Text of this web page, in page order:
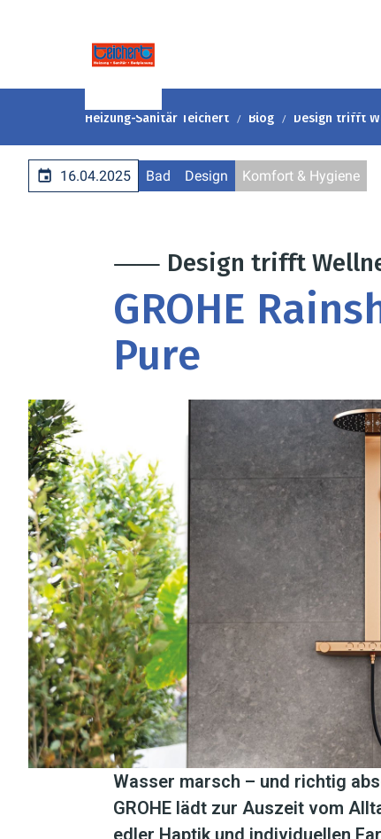
Heizung-Sanitär Teichert Blog Design trifft
16.04.2025 Bad Design Komfort & Hygiene
⸺ Design trifft
GROHE
Pure
Wasser marsch – und richtig
GROHE lädt zur Auszeit vom
edler Haptik und individuellen